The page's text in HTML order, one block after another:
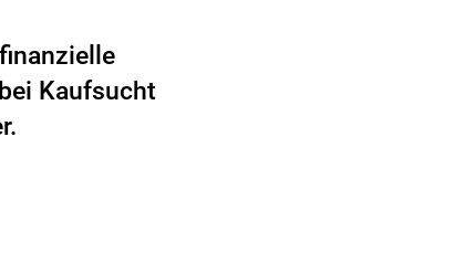
Kaufsucht